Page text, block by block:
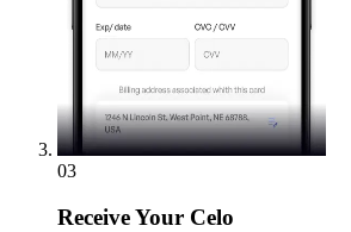
03
ReceiveYour Celo